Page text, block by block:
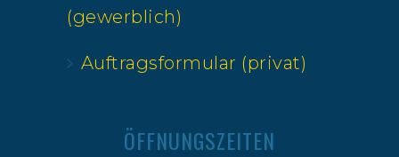
(gewerblich)
Auftragsformular (privat)
ÖFFNUNGSZEITEN